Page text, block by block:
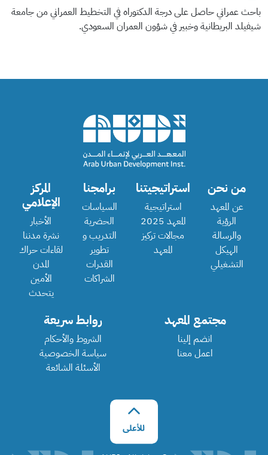
باحث عمراني حاصل على درجة الدكتوراه في التخطيط العمراني من جامعة
شيفيلد البريطانية وخبير في شؤون العمران السعودي.
من نحن
عن المعهد
الرؤية
والرسالة
الهيكل
التشغيلي
استراتيجيتنا
استراتيجية
المعهد 2025
مجالات تركيز
المعهد
برامجنا
السياسات
الحضرية
التدريب و
تطوير
القدرات
الشراكات
المركز
الإعلامي
الأخبار
نشرة مدننا
لقاءات حراك
المدن
الأمين
يتحدث
مجتمع المعهد
انضم إلينا
اعمل معنا
روابط سريعة
الشروط والأحكام
سياسة الخصوصية
الأسئلة الشائعة